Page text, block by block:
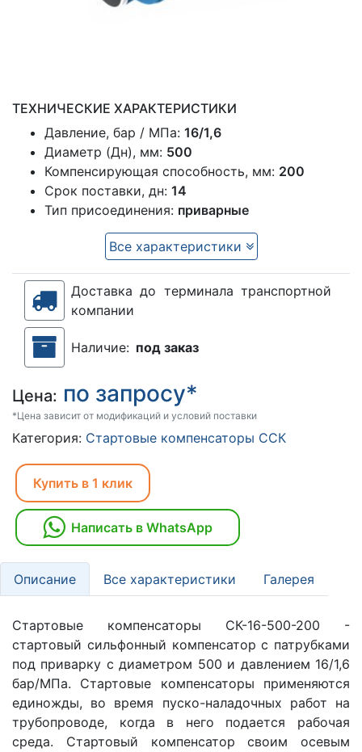
ТЕХНИЧЕСКИЕ ХАРАКТЕРИСТИКИ
Давление, бар / МПа: 16/1,6
Диаметр (Дн), мм: 500
Компенсирующая способность, мм: 200
Срок поставки, дн: 14
Тип присоединения: приварные
Все характеристики
Доставка до терминала транспортной
компании
Наличие: под заказ
Цена: по запросу*
*Цена зависит от модификаций и условий поставки
Категория: Стартовые компенсаторы ССК
Купить в 1 клик
Написать в WhatsApp
Описание Все характеристики Галерея
Стартовые компенсаторы СК-16-500-200 -
стартовый сильфонный компенсатор с патрубками
под приварку с диаметром 500 и давлением 16/1,6
бар/МПа. Стартовые компенсаторы применяются
единожды, во время пуско-наладочных работ на
трубопроводе, когда в него подается рабочая
среда. Стартовый компенсатор своим осевым